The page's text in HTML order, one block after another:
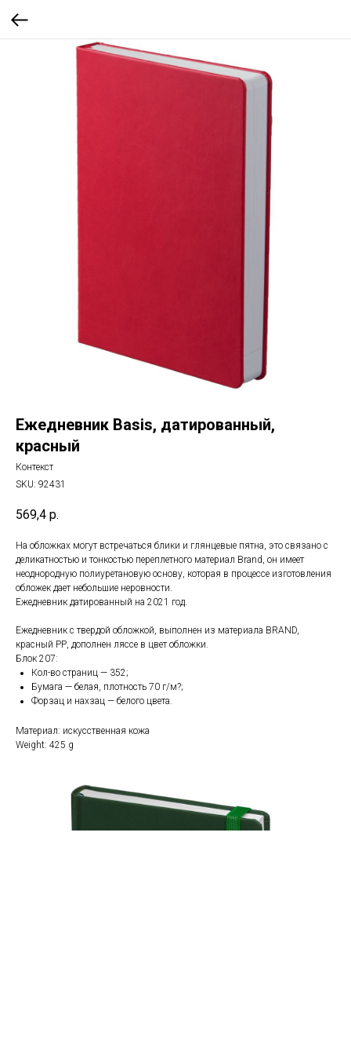
Ежедневник Basis, датированный,
красный
Контекст
SKU: 92431
569,4 р.
На обложках могут встречаться блики и глянцевые пятна, это связано с
деликатностью и тонкостью переплетного материал Brand, он имеет
неоднородную полиуретановую основу, которая в процессе изготовления
обложек дает небольшие неровности.
Ежедневник датированный на 2021 год.
Ежедневник с твердой обложкой, выполнен из материала BRAND,
красный РР, дополнен ляссе в цвет обложки.
Блок 207:
Кол-во страниц — 352;
Бумага — белая, плотность 70 г/м?;
Форзац и нахзац — белого цвета.
Материал: искусственная кожа
Weight: 425 g